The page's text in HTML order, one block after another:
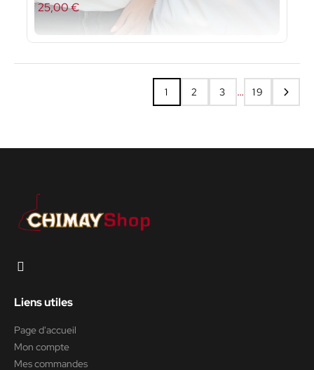
25,00 €
1 2 3 … 19
Liens utiles
Page d'accueil
Mon compte
Mes commandes